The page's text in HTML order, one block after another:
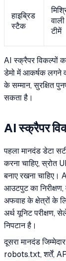
हाइब्रिड
स्टैक
टीमें
AI स्क्रैपर विकल्पों
डेमो में आकर्षक लगने
के सम्मान, सुरक्षित
सकता है।
AI स्क्रैपर
पहला मानदंड डेटा
करना चाहिए, स्रोत
बनाए रखना चाहिए।
आउटपुट का
अफवाह के क्षेत्रों के
अर्थ यूनिट परीक्षण,
निपटान है।
दूसरा मानदंड
robots.txt, शर्तें,